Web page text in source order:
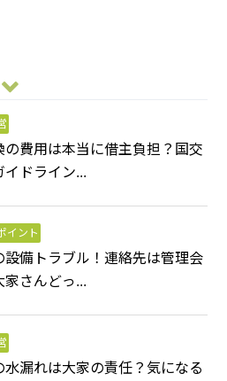
の費用は本当に借主負担？国交
イドライン...
イント
設備トラブル！連絡先は管理会
家さんどっ...
水漏れは大家の責任？気になる